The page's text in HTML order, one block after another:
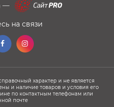
на связи
—
характер и не является
и наличие товаров и условия его
по контактным телефонам или
почте